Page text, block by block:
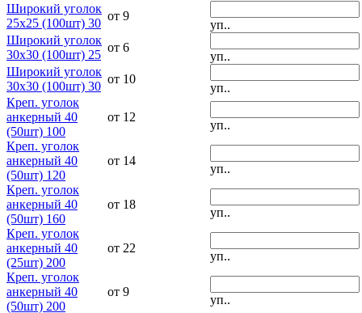
Широкий уголок
25х25 (100шт) 30
от 9
уп..
Широкий уголок
30х30 (100шт) 25
от 6
уп..
Широкий уголок
30х30 (100шт) 30
от 10
уп..
Креп. уголок
анкерный 40
(50шт) 100
от 12
уп..
Креп. уголок
анкерный 40
(50шт) 120
от 14
уп..
Креп. уголок
анкерный 40
(50шт) 160
от 18
уп..
Креп. уголок
анкерный 40
(25шт) 200
от 22
уп..
Креп. уголок
анкерный 40
(50шт) 200
от 9
уп..